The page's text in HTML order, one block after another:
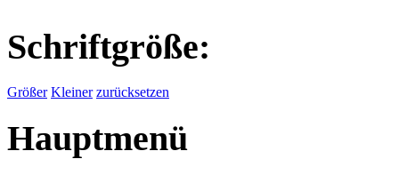
Schriftgröße:
Größer Kleiner zurücksetzen
Hauptmenü